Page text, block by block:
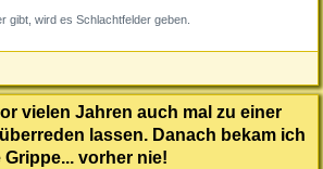
gibt, wird es Schlachtfelder geben.
vielen Jahren auch mal zu einer
lassen. Danach bekam ich
vorher nie!